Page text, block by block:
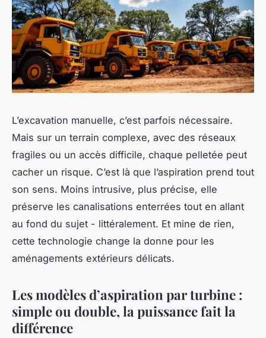
L’excavation manuelle, c’est parfois nécessaire.
Mais sur un terrain complexe, avec des réseaux
fragiles ou un accès difficile, chaque pelletée peut
cacher un risque. C’est là que l’aspiration prend tout
son sens. Moins intrusive, plus précise, elle
préserve les canalisations enterrées tout en allant
au fond du sujet - littéralement. Et mine de rien,
cette technologie change la donne pour les
aménagements extérieurs délicats.
Les modèles d’aspiration par turbine :
simple ou double, la puissance fait la
différence